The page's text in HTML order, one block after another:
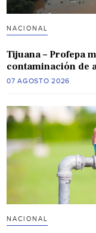
NACIONAL
Tijuana – Profepa
contaminación de
07 AGOSTO 2026
NACIONAL